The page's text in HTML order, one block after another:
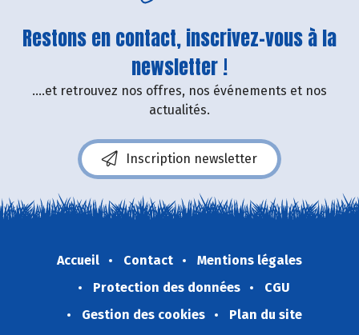
Restons en contact, inscrivez-vous à la
newsletter !
....et retrouvez nos offres, nos événements et nos
actualités.
Inscription newsletter
Accueil Contact
Mentions légales
Protection des données
CGU
Gestion des cookies
Plan du site